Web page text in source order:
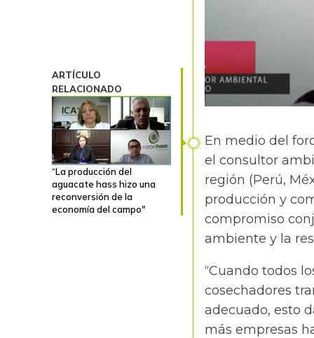
ARTÍCULO
RELACIONADO
“La producción del
aguacate hass hizo una
reconversión de la
economía del campo"
En medio del
el consultor
región (Perú,
producción y
compromiso
ambiente y la
“Cuando todos
cosechadores
adecuado, esto
más empresas